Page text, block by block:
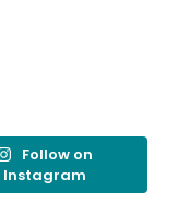
Follow on
Instagram